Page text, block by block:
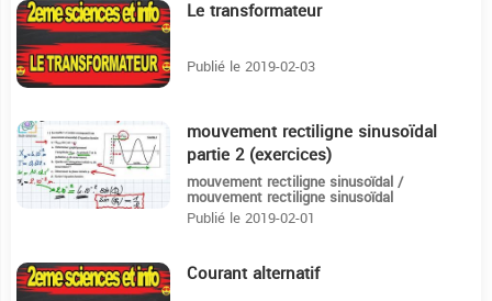
14:49 Le transformateur
Publié le 2019-02-03
19:15 mouvement rectiligne sinusoïdal
partie 2 (exercices)
mouvement rectiligne sinusoïdal /
mouvement rectiligne sinusoïdal
Publié le 2019-02-01
36:51 Courant alternatif